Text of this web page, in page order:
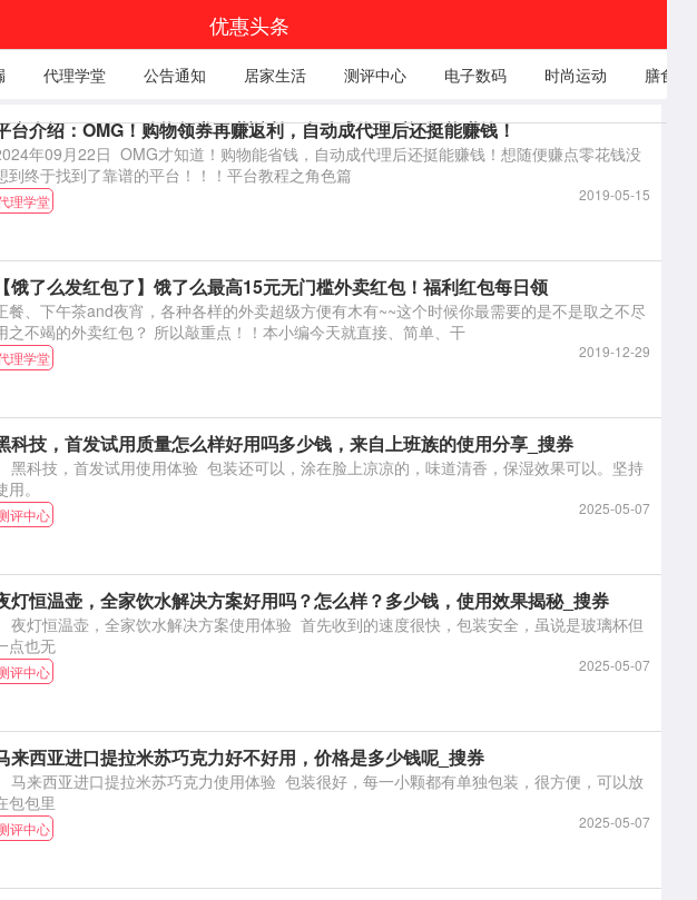
优惠头条
代理学堂 公告通知 居家生活 测评中心 电子数码 时尚运动 膳食养生
台介绍：OMG！购物领券再赚返利，自动成代理后还挺能赚钱！
年09月22日 OMG才知道！购物能省钱，自动成代理后还挺能赚钱！想随便赚点零花钱没
到终于找到了靠谱的平台！！！平台教程之角色篇
理学堂 2019-05-15
饿了么发红包了】饿了么最高15元无门槛外卖红包！福利红包每日领
餐、下午茶and夜宵，各种各样的外卖超级方便有木有~~这个时候你最需要的是不是取之不尽
之不竭的外卖红包？ 所以敲重点！！本小编今天就直接、简单、干
理学堂 2019-12-29
科技，首发试用质量怎么样好用吗多少钱，来自上班族的使用分享_搜券
，首发试用使用体验 包装还可以，涂在脸上凉凉的，味道清香，保湿效果可以。坚持
用。
评中心 2025-05-07
灯恒温壶，全家饮水解决方案好用吗？怎么样？多少钱，使用效果揭秘_搜券
恒温壶，全家饮水解决方案使用体验 首先收到的速度很快，包装安全，虽说是玻璃杯但
点也无
评中心 2025-05-07
来西亚进口提拉米苏巧克力好不好用，价格是多少钱呢_搜券
西亚进口提拉米苏巧克力使用体验 包装很好，每一小颗都有单独包装，很方便，可以放
包包里
评中心 2025-05-07